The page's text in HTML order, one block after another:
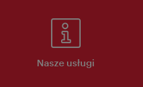
Nasze usługi